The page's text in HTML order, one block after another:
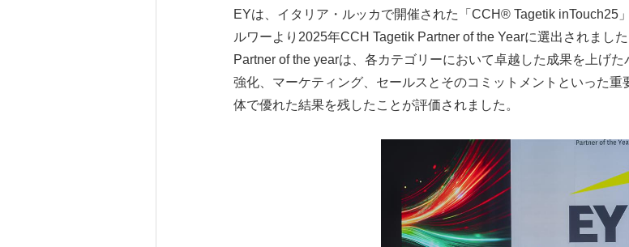
EYは、イタリア・ルッカで開催された「CCH® Tagetik inTouch25
ルワーより2025年CCH Tagetik Partner of the Yearに選出されました
Partner of the yearは、各カテゴリーにおいて卓越した成果を上げ
強化、マーケティング、セールスとそのコミットメントといった
体で優れた結果を残したことが評価されました。